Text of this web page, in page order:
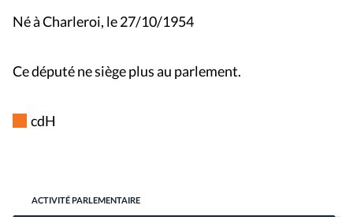
Né à Charleroi, le 27/10/1954
Ce député ne siège plus au parlement.
cdH
ACTIVITÉ PARLEMENTAIRE